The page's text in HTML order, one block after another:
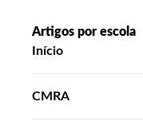
Artigos por escola
Início
CMRA